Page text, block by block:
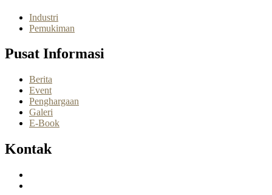
Industri
Pemukiman
Pusat Informasi
Berita
Event
Penghargaan
Galeri
E-Book
Kontak